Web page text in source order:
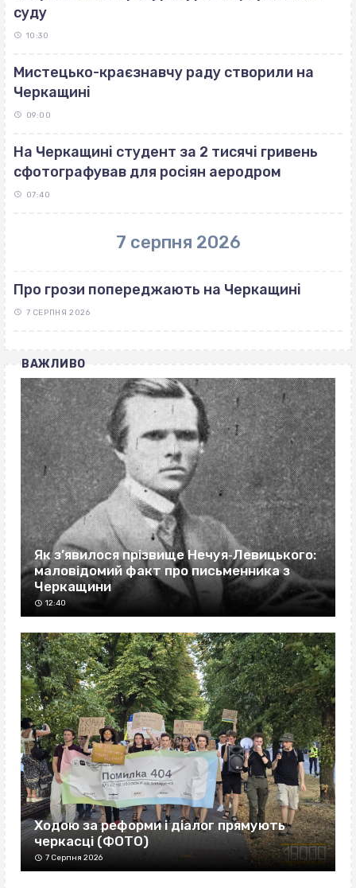
суду
10:30
Мистецько-краєзнавчу раду створили на
Черкащині
09:00
На Черкащині студент за 2 тисячі гривень
сфотографував для росіян аеродром
07:40
7 серпня 2026
Про грози попереджають на Черкащині
7 СЕРПНЯ 2026
ВАЖЛИВО
Як з’явилося прізвище Нечуя‐Левицького:
маловідомий факт про письменника з
Черкащини
12:40
Ходою за реформи і діалог прямують
черкасці (ФОТО)
7 Серпня 2026